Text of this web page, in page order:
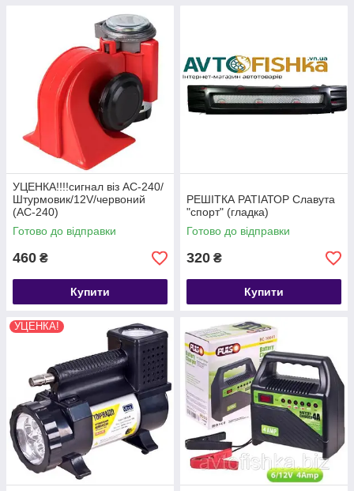
УЦЕНКА!!!!сигнал віз AC-240/
Штурмовик/12V/червоний
(AC-240)
Готово до відправки
460 ₴
Купити
РЕШІТКА РАТІАТОР Славута
"спорт" (гладка)
Готово до відправки
320 ₴
Купити
УЦЕНКА!